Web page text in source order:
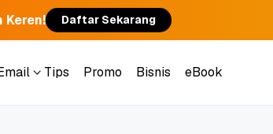
Keren! Daftar Sekarang
Tips
Promo
Bisnis
eBook